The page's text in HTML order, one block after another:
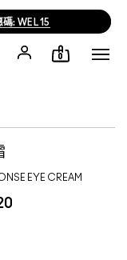
: WEL15
0
EYE CREAM